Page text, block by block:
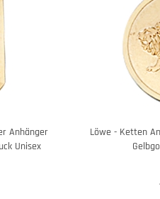
Anhänger
Unisex
Löwe - Ketten